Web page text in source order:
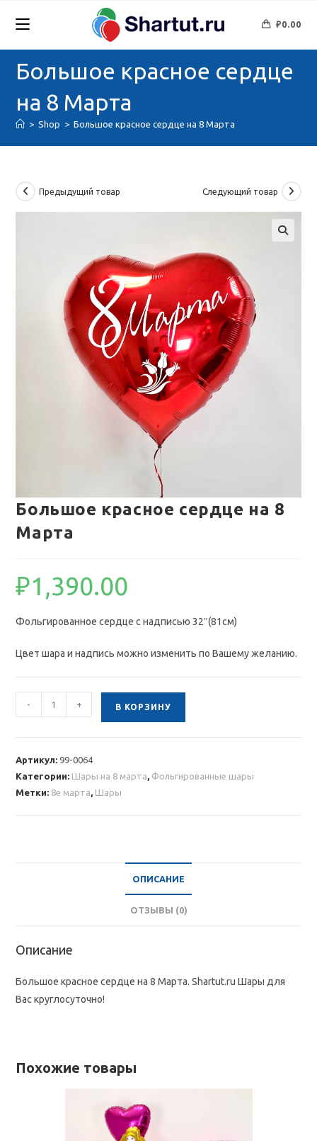
₽0.00
Большое красное сердце
на 8 Марта
> Shop > Большое красное сердце на 8 Марта
Предыдущий товар Следующий товар
Большое красное сердце на 8
Марта
₽1,390.00
Фольгированное сердце с надписью 32″(81см)
Цвет шара и надпись можно изменить по Вашему желанию.
Количество
товара
на
- + В КОРЗИНУ
Артикул:99-0064
Категории: Шары на 8 марта, Фольгированные шары
Метки: 8е марта, Шары
ОПИСАНИЕ
ОТЗЫВЫ (0)
Описание
Большое красное сердце на 8 Марта. Shartut.ru Шары для
Вас круглосуточно!
Похожие товары